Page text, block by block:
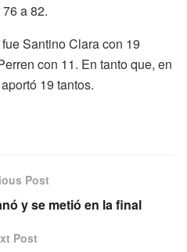
a 82.
Santino Clara con 19
con 11. En tanto que, en
19 tantos.
Post
y se metió en la final
Post